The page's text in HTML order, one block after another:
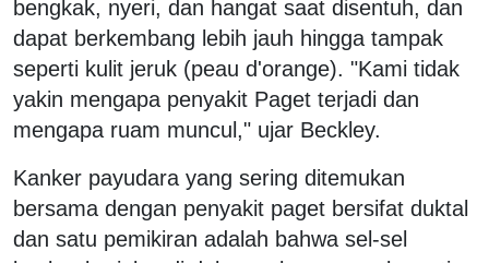
bengkak, nyeri, dan hangat saat disentuh, dan
dapat berkembang lebih jauh hingga tampak
seperti kulit jeruk (peau d'orange). "Kami tidak
yakin mengapa penyakit Paget terjadi dan
mengapa ruam muncul," ujar Beckley.
Kanker payudara yang sering ditemukan
bersama dengan penyakit paget bersifat duktal
dan satu pemikiran adalah bahwa sel-sel